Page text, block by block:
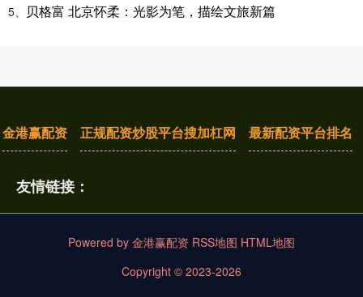
5、 贝格富 北京怀柔：光影为笔，描绘文旅新篇
金港赢配资 正规配资炒股平台搜加杠网 最新配资平台排名
友情链接：
Powered by 金港赢配资 RSS地图 HTML地图
Copyright © 2023-2026